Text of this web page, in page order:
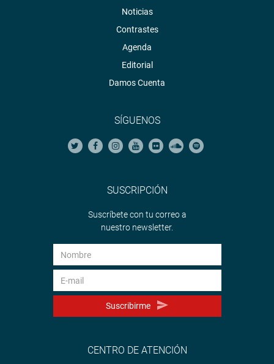
Noticias
Contrastes
Agenda
Editorial
Damos Cuenta
SÍGUENOS
SUSCRIPCIÓN
Suscríbete con tu correo a
nuestro newsletter.
Suscribirme
CENTRO DE ATENCIÓN